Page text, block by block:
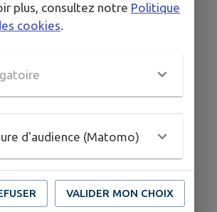
: 7h à 20h selon les mois.
: samedi, dimanche et jours fériés
€
12 €
de 16 ans : 35 €
plus, consultez notre Politique
cookies.
d'audience (Matomo)
VALIDER MON CHOIX